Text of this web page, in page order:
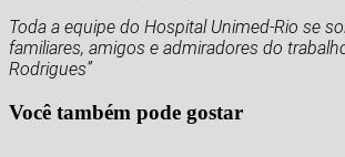
Toda a equipe do Hospital Unimed-Rio se
familiares, amigos e admiradores do
Rodrigues”
Você também pode gostar